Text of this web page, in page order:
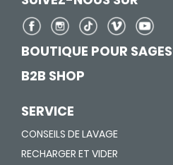
BOUTIQUE POUR
B2B SHOP
SERVICE
CONSEILS DE LAVAGE
RECHARGER ET VIDER